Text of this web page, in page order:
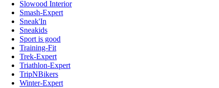
Slowood Interior
Smash-Expert
Sneak'In
Sneakids
Sport is good
Training-Fit
Trek-Expert
Triathlon-Expert
TripNBikers
Winter-Expert